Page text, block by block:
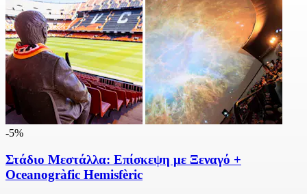
-5%
Στάδιο Μεστάλλα: Επίσκεψη με Ξεναγό +
Oceanogràfic Hemisfèric